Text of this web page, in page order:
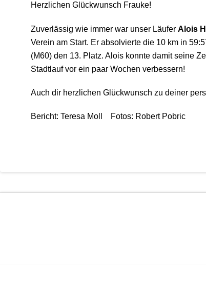
Herzlichen Glückwunsch Frauke!
Zuverlässig wie immer war unser Läufer Alois
Verein am Start. Er absolvierte die 10 km in
(M60) den 13. Platz. Alois konnte damit seine
Stadtlauf vor ein paar Wochen verbessern!
Auch dir herzlichen Glückwunsch zu deiner
Bericht: Teresa Moll Fotos: Robert Pobric